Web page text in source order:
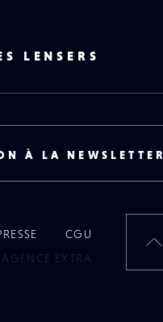
LENSERS
À LA NEWSLETTER
CGU
EXTRA